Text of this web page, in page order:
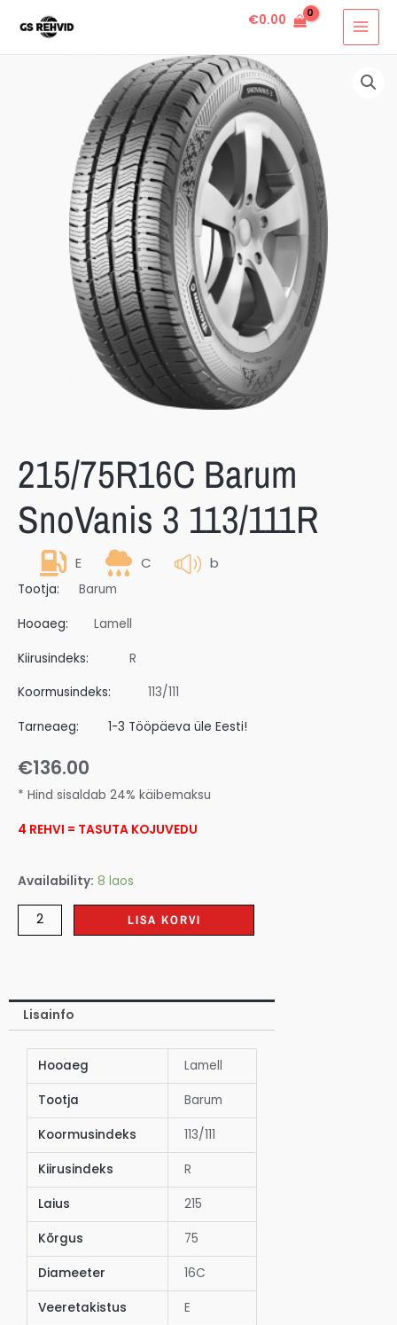
€0.00
215/75R16C Barum
SnoVanis 3 113/111R
E C b
Tootja: Barum
Hooaeg: Lamell
Kiirusindeks: R
Koormusindeks: 113/111
Tarneaeg: 1-3 Tööpäeva üle Eesti!
€136.00
* Hind sisaldab 24% käibemaksu
4 REHVI = TASUTA KOJUVEDU
Availability: 8 laos
LISA KORVI
Lisainfo
Hooaeg Lamell
Tootja Barum
Koormusindeks 113/111
Kiirusindeks R
Laius 215
Kõrgus 75
Diameeter 16C
Veeretakistus E